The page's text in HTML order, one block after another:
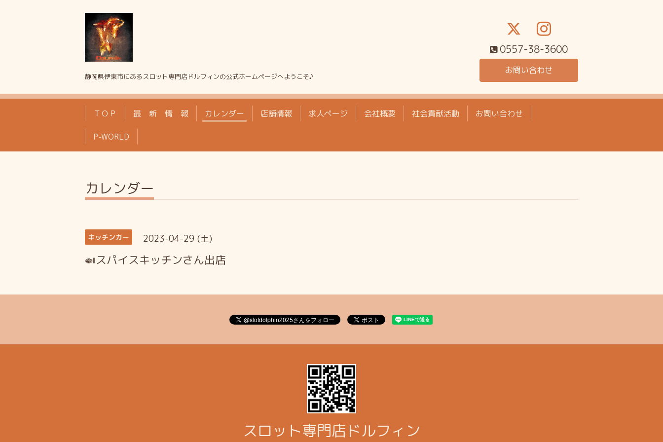
静岡県伊東市にあるスロット専門店ドルフィンの公式ホームページへようこそ♪
0557-38-3600
お問い合わせ
ＴＯＰ 最 新 情 報 カレンダー 店舗情報 求人ページ 会社概要 社会貢献活動 お問い合わせ
P-WORLD
カレンダー
キッチンカー 2023-04-29 (土)
🍛スパイスキッチンさん出店
スロット専門店ドルフィン